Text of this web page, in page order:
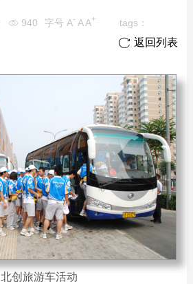
 940 字号 A- A A+
tags：
 返回列表
北创旅游车活动